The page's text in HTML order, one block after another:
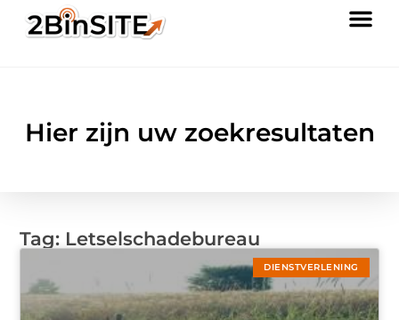
Hier zijn uw zoekresultaten
Tag: Letselschadebureau
DIENSTVERLENING